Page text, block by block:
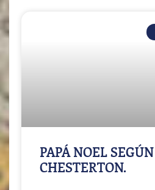
PAPÁ NOEL SEGÚN
CHESTERTON.